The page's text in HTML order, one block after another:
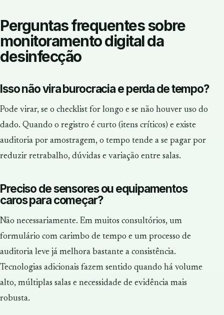
Perguntas frequentes sobre
monitoramento digital da
desinfecção
Isso não vira burocracia e perda de tempo?
Pode virar, se o checklist for longo e se não houver uso do
dado. Quando o registro é curto (itens críticos) e existe
auditoria por amostragem, o tempo tende a se pagar por
reduzir retrabalho, dúvidas e variação entre salas.
Preciso de sensores ou equipamentos
caros para começar?
Não necessariamente. Em muitos consultórios, um
formulário com carimbo de tempo e um processo de
auditoria leve já melhora bastante a consistência.
Tecnologias adicionais fazem sentido quando há volume
alto, múltiplas salas e necessidade de evidência mais
robusta.